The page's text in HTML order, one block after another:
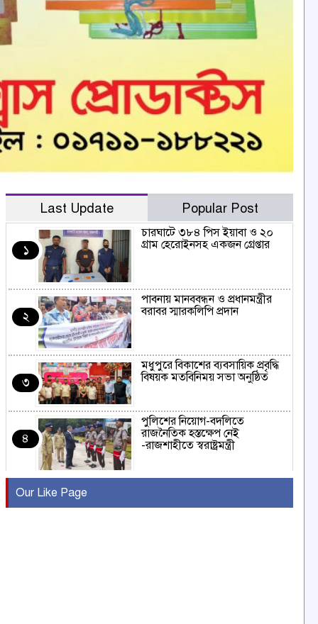
Last Update Popular Post
১
চারঘাটে ৩৮৪ পিস ইয়াবা ও ২০
গ্রাম হেরোইনসহ একজন গ্রেপ্তার
২
পাবনায় মানববন্ধন ও প্রধানমন্ত্রীর
বরাবর স্মারকলিপি প্রদান
৩
মধুপুরে বিকাশের ব্যবসায়িক প্রবৃদ্ধি
বিষয়ক মতবিনিময় সভা অনুষ্ঠিত
৪
পুলিশের নিয়োগ-বদলিতে
রাজনৈতিক হস্তক্ষেপ নেই
-রাজশাহীতে স্বরাষ্ট্রমন্ত্রী
৫
Our Like Page